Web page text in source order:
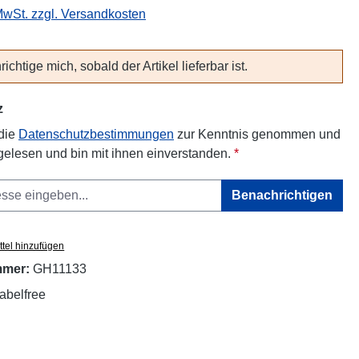
zzgl. Versandkosten
mich, sobald der Artikel lieferbar ist.
Datenschutzbestimmungen zur Kenntnis genommen und
und bin mit ihnen einverstanden. *
Benachrichtigen
hinzufügen
GH11133